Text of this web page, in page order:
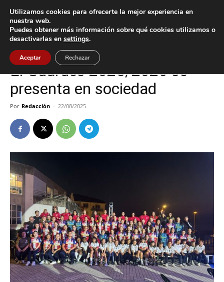
Inicio A Guarda
A Guarda Deportes
El Guardés 2025/2026 se
presenta en sociedad
Por Redacción - 22/08/2025
Utilizamos cookies para ofrecerte la mejor experiencia en
nuestra web.
Puedes obtener más información sobre qué cookies utilizamos o
desactivarlas en settings.
Aceptar Rechazar